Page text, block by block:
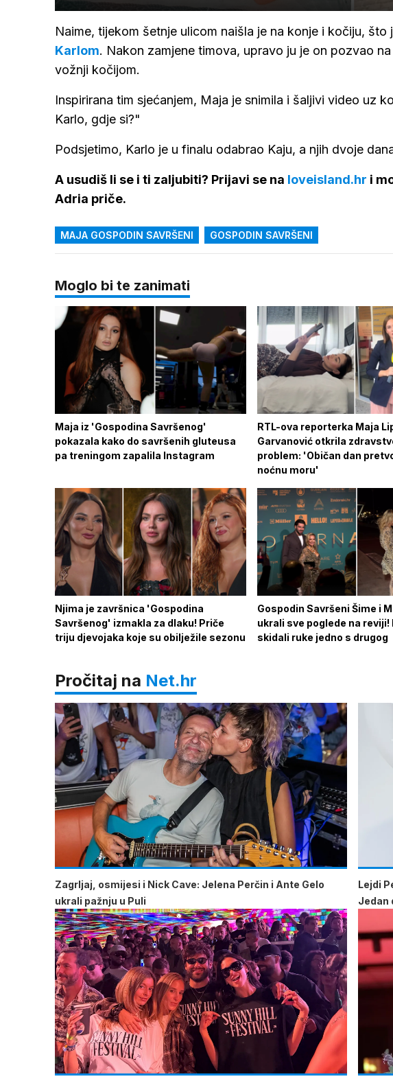
Naime, tijekom šetnje ulicom naišla je na konje i kočiju,
Karlom. Nakon zamjene timova, upravo ju je on pozvao
vožnji kočijom.
Inspirirana tim sjećanjem, Maja je snimila i šaljivi video uz
Karlo, gdje si?"
Podsjetimo, Karlo je u finalu odabrao Kaju, a njih dvoje
A usudiš li se i ti zaljubiti? Prijavi se na loveisland.hr i
Adria priče.
MAJA GOSPODIN SAVRŠENI GOSPODIN SAVRŠENI
Moglo bi te zanimati
Maja iz 'Gospodina Savršenog'
pokazala kako do savršenih gluteusa
pa treningom zapalila Instagram
RTL-ova reporterka Maja
Garvanović otkrila
problem: 'Običan dan
noćnu moru'
Njima je završnica 'Gospodina
Savršenog' izmakla za dlaku! Priče
triju djevojaka koje su obilježile sezonu
Gospodin Savršeni Šime i
ukrali sve poglede na reviji!
skidali ruke jedno s drugog
Pročitaj na Net.hr
Zagrljaj, osmijesi i Nick Cave: Jelena Perčin i Ante Gelo
ukrali pažnju u Puli
Lejdi
Jedan